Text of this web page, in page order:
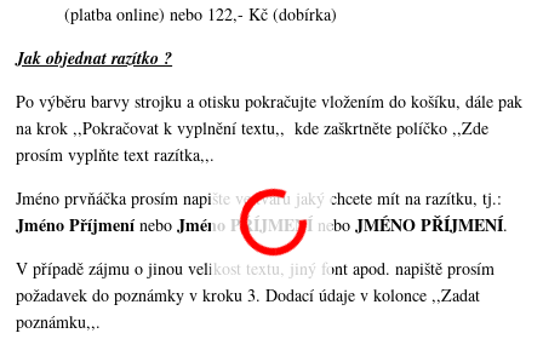
(platba online) nebo 122,- Kč (dobírka)
Jak objednat razítko ?
Po výběru barvy strojku a otisku pokračujte vložením do košíku, dále pak
na krok ,,Pokračovat k vyplnění textu,, kde zaškrtněte políčko ,,Zde
prosím vyplňte text razítka,,.
Jméno prvňáčka prosím napište ve tvaru jaký chcete mít na razítku, tj.:
Jméno Příjmení neboJméno PŘÍJMENÍ neboJMÉNO PŘÍJMENÍ.
V případě zájmu o jinou velikost textu, jiný font apod. napiště prosím
požadavek do poznámky v kroku 3. Dodací údaje v kolonce ,,Zadat
poznámku,,.